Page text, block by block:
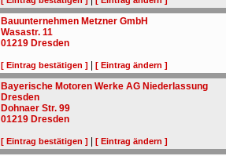
Bauunternehmen Metzner GmbH
Wasastr. 11
01219 Dresden
[ Eintrag bestätigen ] |[ Eintrag ändern ]
Bayerische Motoren Werke AG Niederlassung
Dresden
Dohnaer Str. 99
01219 Dresden
[ Eintrag bestätigen ] |[ Eintrag ändern ]